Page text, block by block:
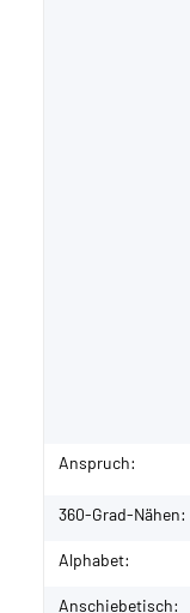
Anspruch:
360-Grad-Nähen:
Alphabet:
Anschiebetisch: